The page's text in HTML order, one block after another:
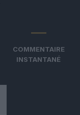
COMMENTAIRE
INSTANTANÉ